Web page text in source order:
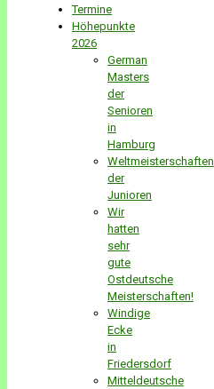
Termine
Höhepunkte
2026
German
Masters
der
Senioren
in
Hamburg
Weltmeisterschaften
der
Junioren
Wir
hatten
sehr
gute
Ostdeutsche
Meisterschaften!
Windige
Ecke
in
Friedersdorf
Mitteldeutsche